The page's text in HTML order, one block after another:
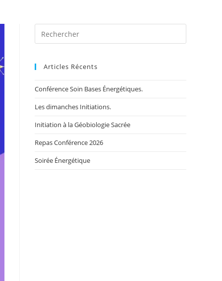
Search
for:
Articles Récents
Conférence Soin Bases Énergétiques.
Les dimanches Initiations.
Initiation à la Géobiologie Sacrée
Repas Conférence 2026
Soirée Énergétique